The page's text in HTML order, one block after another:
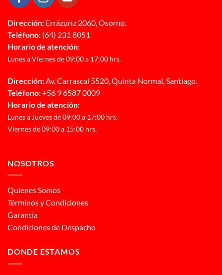
Dirección: Errázuriz 2060, Osorno.
Teléfono: (64) 231 8051
Horario de atención:
Lunes a Viernes de 09:00 a 17:00 hrs.
Dirección:Av. Carrascal 5520, Quinta Normal, Santiago.
Teléfono:+56 9 6587 0009
Horario de atención:
Lunes a Jueves de 09:00 a 17:00 hrs.
Viernes de 09:00 a 15:00 hrs.
NOSOTROS
Quienes Somos
Términos y Condiciones
Garantía
Condiciones de Despacho
DONDE ESTAMOS